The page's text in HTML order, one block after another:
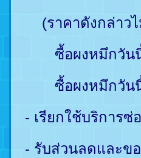
(ราคาดังกล่าวไ
ซื้อผงหมึกวันนี้ตั้
ซื้อผงหมึกวันนี้ตั้
- เรียกใช้บริการซ่
- รับส่วนลดและข